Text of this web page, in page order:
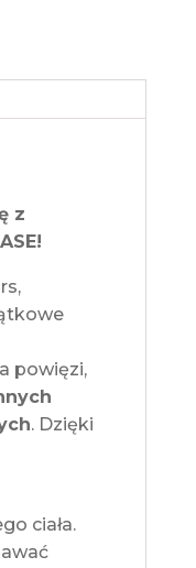
z
powięzi,
. Dzięki
ciała.